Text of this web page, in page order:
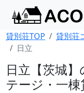
貸別荘TOP 貸別荘
日立
日立【茨城
テージ・一